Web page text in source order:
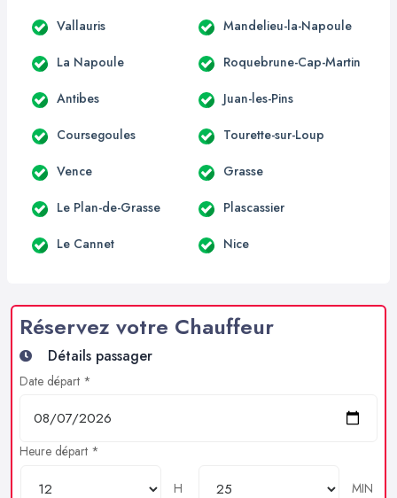
Vallauris Mandelieu-la-Napoule
La Napoule Roquebrune-Cap-Martin
Antibes Juan-les-Pins
Coursegoules Tourette-sur-Loup
Vence Grasse
Le Plan-de-Grasse Plascassier
Le Cannet Nice
Réservez votre Chauffeur
Détails passager
Date départ *
Heure départ *
H
MIN